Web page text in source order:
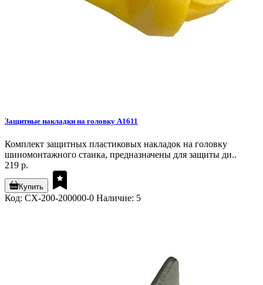
Защитные накладки на головку A1611
Комплект защитных пластиковых накладок на головку
шиномонтажного станка, предназначены для защиты ди..
219 р.
Купить
Код: CX-200-200000-0 Наличие: 5